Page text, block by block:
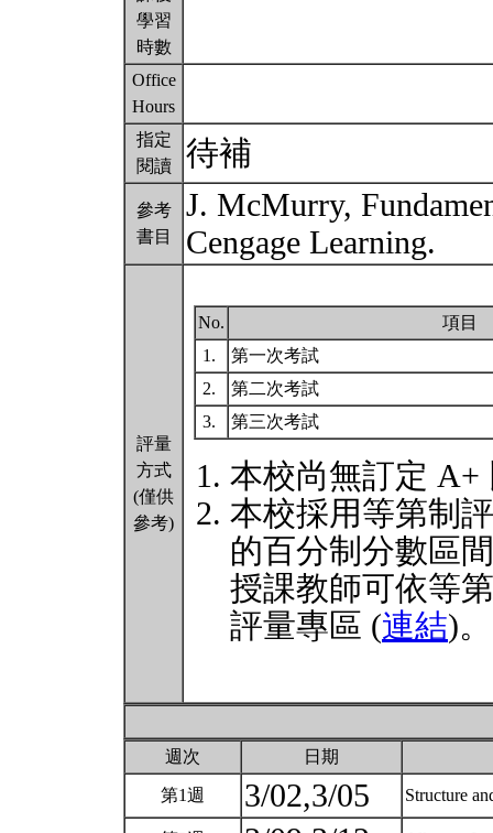
學習
時數
Office
Hours
指定
閱讀
待補
參考
書目
J. McMurry,
Cengage Learning.
評量
方式
(僅供
參考)
No.
項目
1.
第一次考試
2.
第二次考試
3.
第三次考試
本校尚無訂定 A+
本校採用等第制
的百分制分數區
授課教師可依等
評量專區 (連結)。
週次 日期
第1週 3/02,3/05 Structure